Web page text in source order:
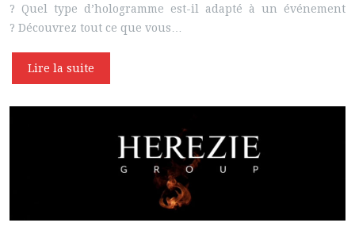
? Quel type d’hologramme est-il adapté à un événement
? Découvrez tout ce que vous…
Lire la suite